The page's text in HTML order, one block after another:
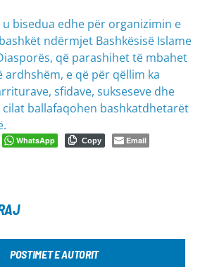
bisedua edhe për organizimin e
ndërmjet Bashkësisë Islame
që parashihet të mbahet
e që për qëllim ka
sfidave, sukseseve dhe
ballafaqohen bashkatdhetarët
WhatsApp Copy Email
POSTIMET E AUTORIT